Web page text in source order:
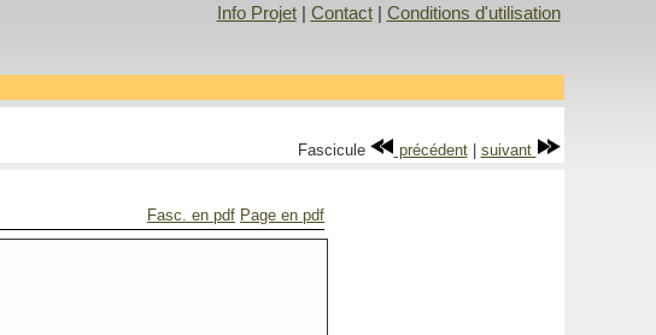
Info Projet| Contact| Conditions d'utilisation
Fascicule précédent| suivant
Fasc. en pdf Page en pdf